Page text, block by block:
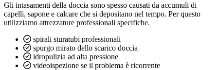
Gli intasamenti della doccia sono spesso causati da accumuli di
capelli, sapone e calcare che si depositano nel tempo. Per questo
utilizziamo attrezzature professionali specifiche.
spirali sturatubi professionali
spurgo mirato dello scarico doccia
idropulizia ad alta pressione
videoispezione se il problema è ricorrente